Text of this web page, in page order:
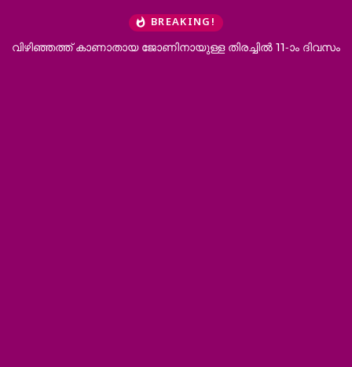
BREAKING!
കാണാതായ ജോണിനായുള്ള തിരച്ചില്‍ 11-ാം ദിവസം